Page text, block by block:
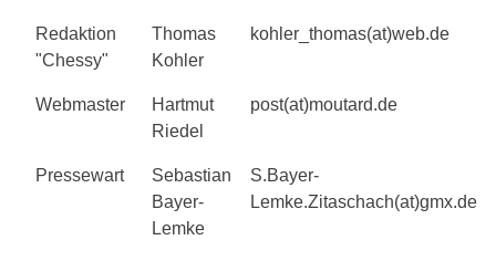
Redaktion
"Chessy"
Thomas
Kohler
kohler_thomas(at)web.de
Webmaster
Hartmut
Riedel
post(at)moutard.de
Pressewart
Sebastian
Bayer-
Lemke
S.Bayer-
Lemke.Zitaschach(at)gmx.de